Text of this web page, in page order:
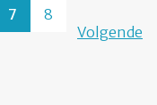
7
8
Volgende